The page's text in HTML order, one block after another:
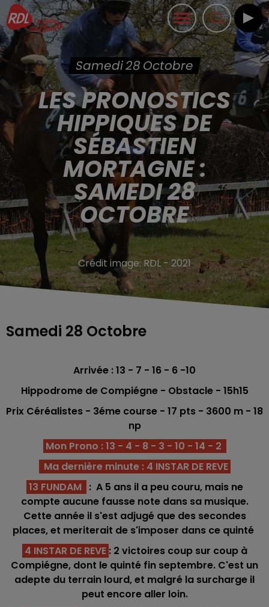
Samedi 28 Octobre
LES PRONOSTICS
HIPPIQUES DE
SÉBASTIEN
MORTAGNE :
SAMEDI 28
OCTOBRE
Crédit image:RDL - 2021
Samedi 28 Octobre
Arrivée : 13 - 7 - 16 - 6 -10
Hippodrome de Compiégne - Obstacle - 15h15
Prix Céréalistes - 3éme course - 17 pts - 3600 m - 18
np
Mon Prono : 13 - 4 - 8 - 3 - 10 - 14 - 2
Ma dernière minute : 4 INSTAR DE REVE
13 FUNDAM :A 5 ans il a peu couru, mais ne
compte aucune fausse note dans sa musique.
Cette année il s'est adjugé que des secondes
places, et meriterait de s'imposer dans ce quinté
4 INSTAR DE REVE : 2 victoires coup sur coup à
Compiégne, dont le quinté fin septembre. C'est un
adepte du terrain lourd, et malgré la surcharge il
peut encore aller loin.